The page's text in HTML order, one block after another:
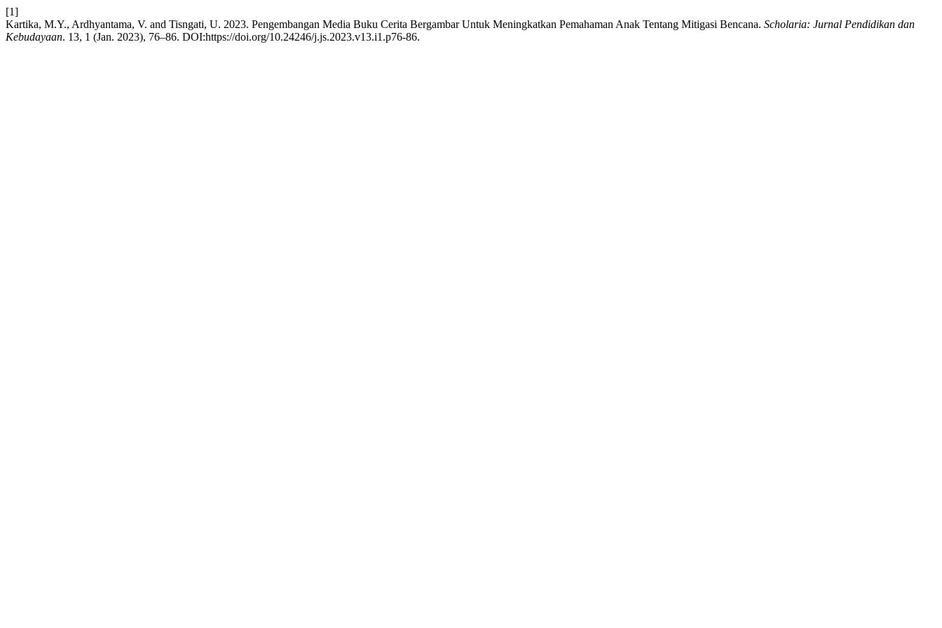
[1]
Kartika, M.Y., Ardhyantama, V. and Tisngati, U. 2023. Pengembangan Media Buku Cerita Bergambar Untuk Meningkatkan Pemahaman Anak Tentang Mitigasi Bencana. Scholaria: Jurnal Pendidikan dan
Kebudayaan. 13, 1 (Jan. 2023), 76–86. DOI:https://doi.org/10.24246/j.js.2023.v13.i1.p76-86.